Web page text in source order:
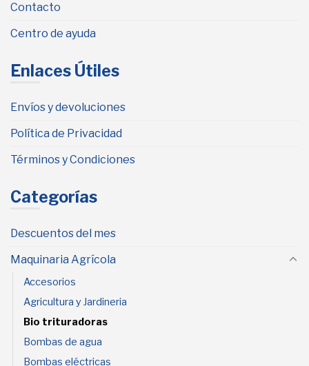
Contacto
Centro de ayuda
Enlaces Útiles
Envíos y devoluciones
Política de Privacidad
Términos y Condiciones
Categorías
Descuentos del mes
Maquinaria Agrícola
Accesorios
Agricultura y Jardineria
Bio trituradoras
Bombas de agua
Bombas eléctricas